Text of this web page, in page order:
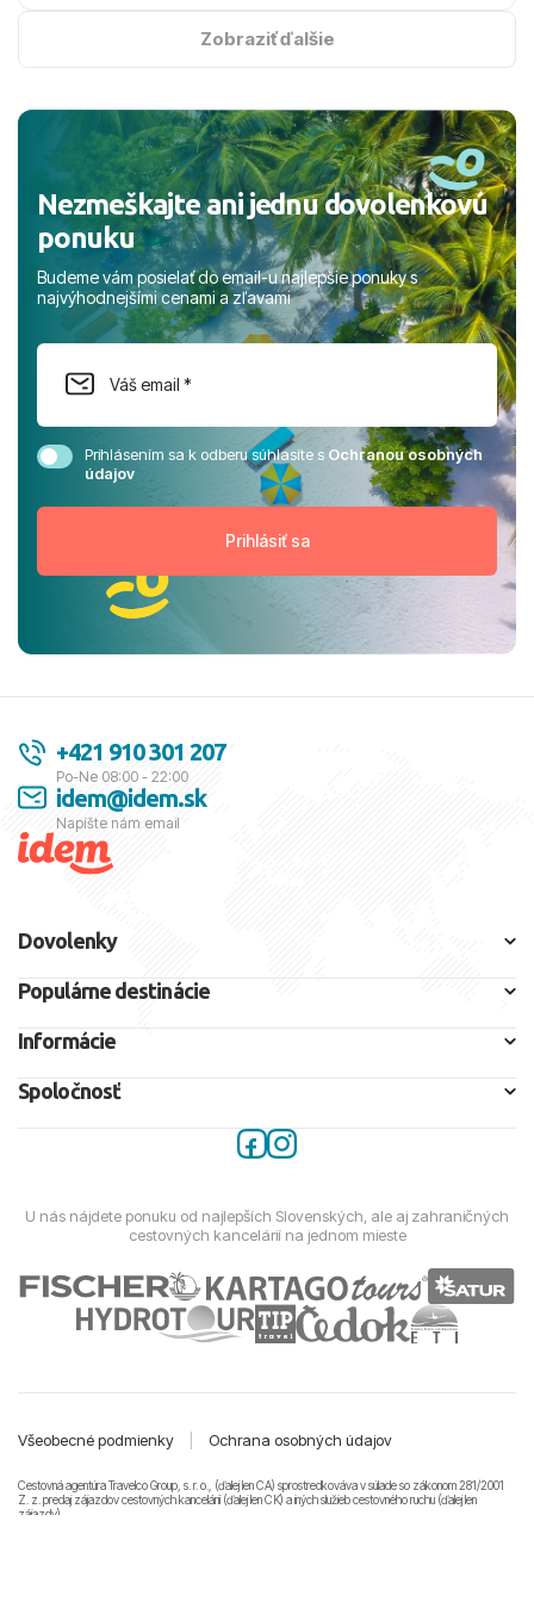
s hviezdičkou. ​Už teraz sa tešíme, kam s nami vyrazíte
Zobraziť ďalšie
Nezmeškajte ani jednu dovolenkovú
ponuku
Budeme vám posielať do email-u najlepšie ponuky s
najvýhodnejšími cenami a zľavami
Prihlásením sa k odberu súhlasíte sOchranou osobných
údajov
+421 910 301 207
Po-Ne 08:00 - 22:00
idem@idem.sk
Napíšte nám email
Dovolenky
Populárne destinácie
Informácie
Spoločnosť
U nás nájdete ponuku od najlepších Slovenských, ale aj zahraničných
cestovných kancelárií na jednom mieste
Všeobecné podmienky Ochrana osobných údajov
Cestovná agentúra Travelco Group, s. r. o., (ďalej len CA) sprostredkováva v súlade so zákonom 281/2001
Z. z. predaj zájazdov cestovných kancelárii (ďalej len CK) a iných služieb cestovného ruchu (ďalej len
zájazdy).